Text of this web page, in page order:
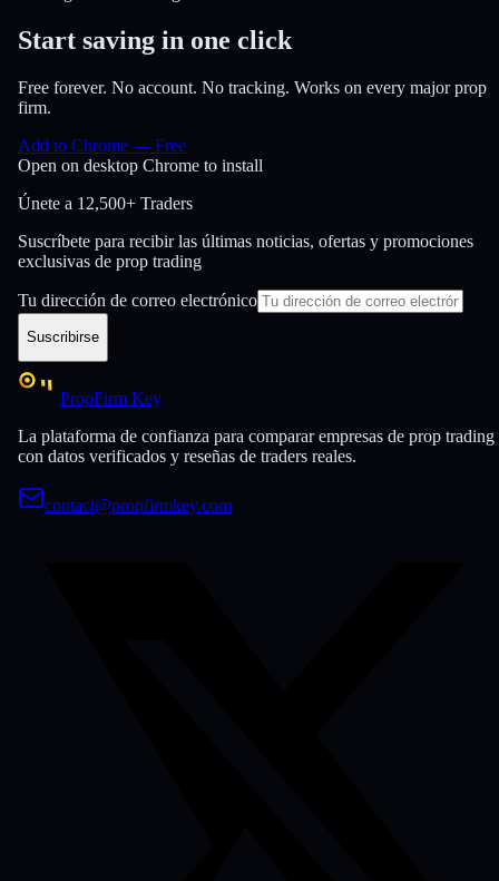
Start saving in one click
Free forever. No account. No tracking. Works on every major prop
firm.
Add to Chrome — Free
Open on desktop Chrome to install
Únete a 12,500+ Traders
Suscríbete para recibir las últimas noticias, ofertas y promociones
exclusivas de prop trading
Tu dirección de correo electrónico
Suscribirse
PropFirm Key
La plataforma de confianza para comparar empresas de prop trading
con datos verificados y reseñas de traders reales.
contact@propfirmkey.com